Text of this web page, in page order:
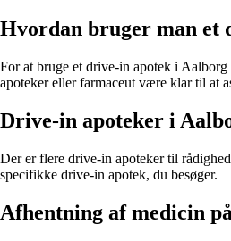
Hvordan bruger man et
For at bruge et drive-in apotek i
apoteker eller farmaceut være klar til at
Drive-in apoteker i
Der er flere drive-in apoteker til
specifikke drive-in apotek, du besøger.
Afhentning af medicin